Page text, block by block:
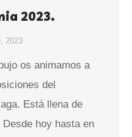
2023.
2023
os animamos a
del
Está llena de
hoy hasta en